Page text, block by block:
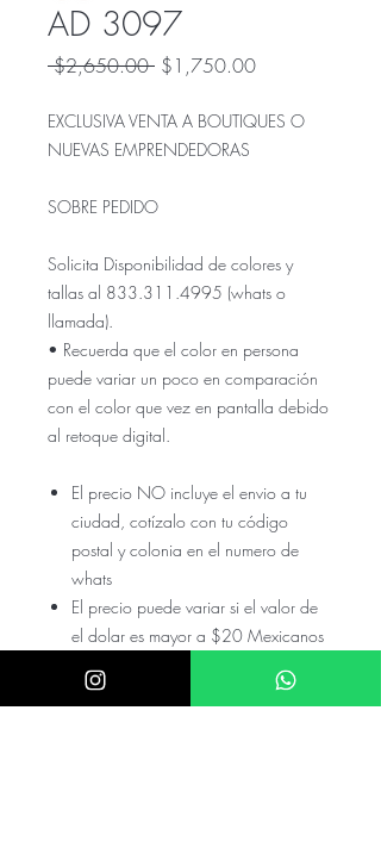
AD 3097
$2,650.00 Precio
$1,750.00Precio
oferta
EXCLUSIVA VENTA A BOUTIQUES O
NUEVAS EMPRENDEDORAS
SOBRE PEDIDO
Solicita Disponibilidad de colores y
tallas al 833.311.4995 (whats o
llamada).
• Recuerda que el color en persona
puede variar un poco en comparación
con el color que vez en pantalla debido
al retoque digital.
El precio NO incluye el envio a tu
ciudad, cotízalo con tu código
postal y colonia en el numero de
whats
El precio puede variar si el valor de
el dolar es mayor a $20 Mexicanos
Checa nuestras referencias en nuestro
instagram @akira.mayoreo o